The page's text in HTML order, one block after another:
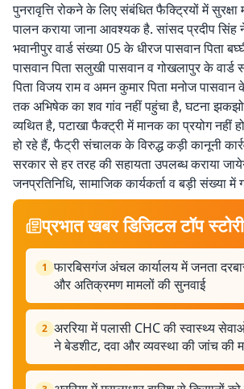
पुनरावृत्ति रोकने के लिए संबंधित फैक्ट्रियों में
पालन कराया जाना आवश्यक है. सांसद प्रदीप सिंह
भवानीपुर वार्ड संख्या 05 के धीरज पासवान पिता
पासवान पिता सलुखी पासवान व गोखलापुर के
पिता विजय राम व अमन कुमार पिता मनोज
तक अभिषेक का शव गांव नहीं पहुंचा है, घटना
व्यथित है, पटाखा फैक्ट्री में मानक का प्रयोग नहीं
हो रहे हैं, फैट्री संचालक के विरुद्ध कड़ी कानूनी
सरकार से हर तरह की सहायता उपलब्ध कराया
जनप्रतिनिधि, सामाजिक कार्यकर्ता व बड़ी संख्या में
प्रभात खबर डिजिटल टॉप स्टोरी
1 फारबिसगंज अंचल कार्यालय में जनता
और अतिक्रमण मामलों की सुनवाई
2 अररिया में पलासी CHC की स्वास्थ्य
ने बेडशीट, दवा और व्यवस्था की जांच की